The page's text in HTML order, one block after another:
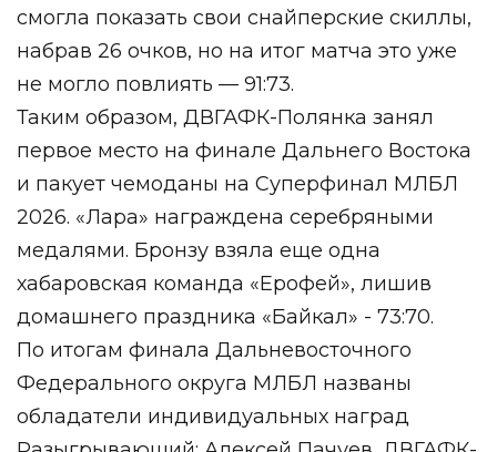
смогла показать свои снайперские скиллы,
набрав 26 очков, но на итог матча это уже
не могло повлиять — 91:73.
Таким образом, ДВГАФК-Полянка занял
первое место на финале Дальнего Востока
и пакует чемоданы на Суперфинал МЛБЛ
2026. «Лара» награждена серебряными
медалями. Бронзу взяла еще одна
хабаровская команда «Ерофей», лишив
домашнего праздника «Байкал» - 73:70.
По итогам финала Дальневосточного
Федерального округа МЛБЛ названы
обладатели индивидуальных наград